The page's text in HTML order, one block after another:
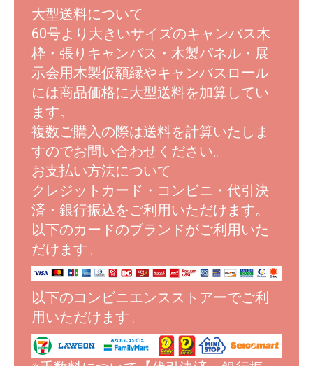
大型送料について
60号より大きいサイズのキャンバス木
枠・張りキャンバス・木製パネル・展
示会用木製仮額縁やキャンバスロール
には商品価格に大型送料を加算してい
ます。
複数ご購入の際は送料を計算いたしま
すのでお問い合わせください。
お支払い方法について
クレジットカード・コンビニ・代引決
済・銀行振込をご利用いただけます。
以下のカードのブランドがご利用いた
だけます。
以下のコンビニエンスストアーでご利
用いただけます。